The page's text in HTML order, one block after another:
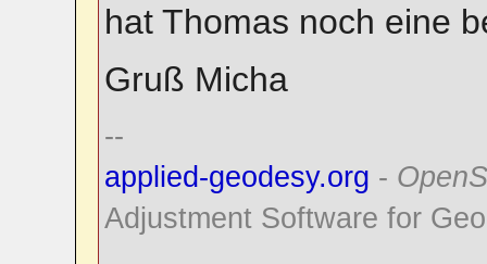
hat Thomas noch eine
Gruß Micha
--
applied-geodesy.org -
Adjustment Software for